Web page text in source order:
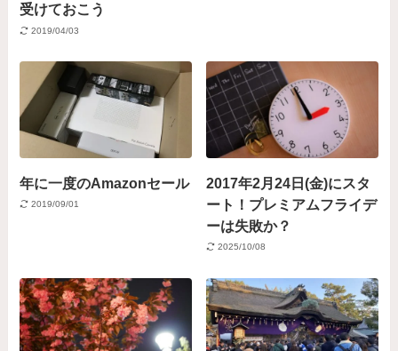
受けておこう
2019/04/03
年に一度のAmazonセール
2019/09/01
2017年2月24日(金)にスタ
ート！プレミアムフライデ
ーは失敗か？
2025/10/08